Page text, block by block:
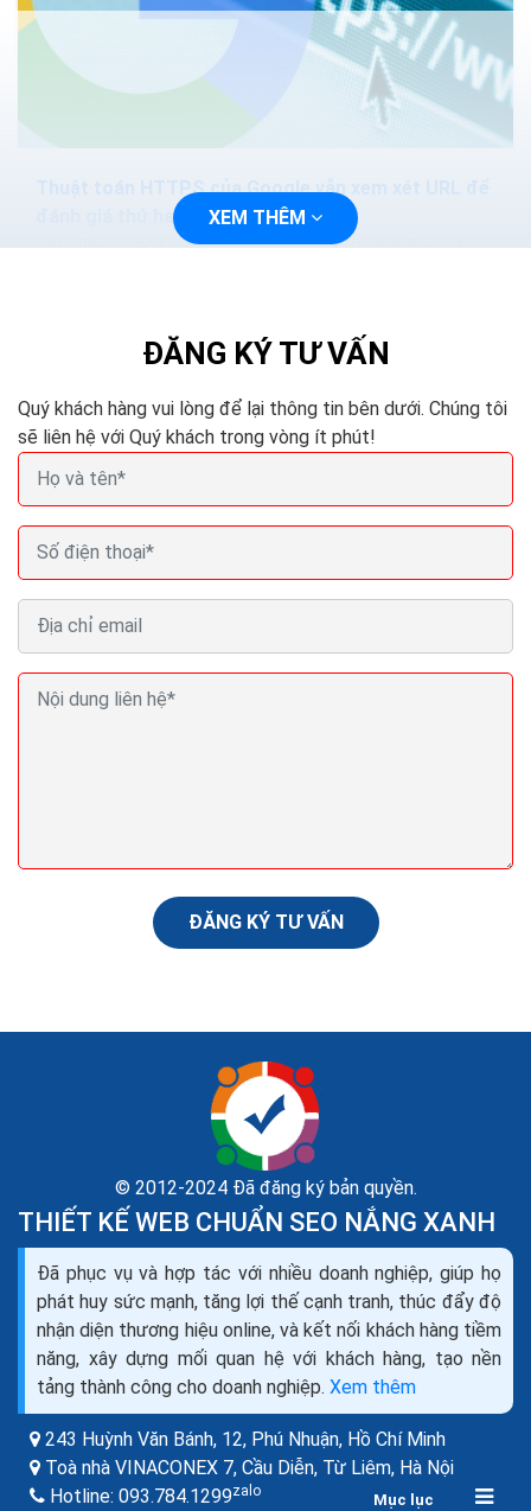
Mục lục
Thuật toán HTTPS của Google vẫn xem xét URL để
đánh giá thứ hạng
Gary Illyes, một người nhà Google- người mà đã viết về
9 kỹ thuật tối ưu hóa URL hướng dẫn tối ưu hóa url
Theo kinh nghiệm vài lần thay đổi cấu trúc URL của Lê
Nam, mình khuyên các bạn nên xác định URL SEO chuẩn
luôn từ đầu, việc thay đổi cấu trúc URL sẽ khiến...
BÀI VIẾT LIÊN QUAN
XEM THÊM
ĐĂNG KÝ TƯ VẤN
Quý khách hàng vui lòng để lại thông tin bên dưới. Chúng tôi
sẽ liên hệ với Quý khách trong vòng ít phút!
ĐĂNG KÝ TƯ VẤN
© 2012-2024 Đã đăng ký bản quyền.
THIẾT KẾ WEB CHUẨN SEO NẮNG XANH
Đã phục vụ và hợp tác với nhiều doanh nghiệp, giúp họ
phát huy sức mạnh, tăng lợi thế cạnh tranh, thúc đẩy độ
nhận diện thương hiệu online, và kết nối khách hàng tiềm
năng, xây dựng mối quan hệ với khách hàng, tạo nền
tảng thành công cho doanh nghiệp. Xem thêm
243 Huỳnh Văn Bánh, 12, Phú Nhuận, Hồ Chí Minh
Toà nhà VINACONEX 7, Cầu Diễn, Từ Liêm, Hà Nội
Hotline: 093.784.1299zalo